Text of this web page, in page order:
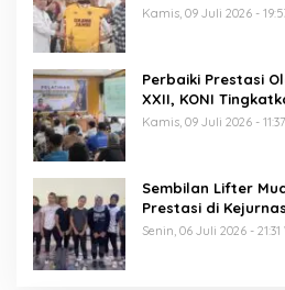
Kamis, 09 Juli 2026 -
Perbaiki Prestasi
XXII, KONI
Kamis, 09 Juli 2026 -
Sembilan Lifter
Prestasi di
Senin, 06 Juli 2026 - 21:31